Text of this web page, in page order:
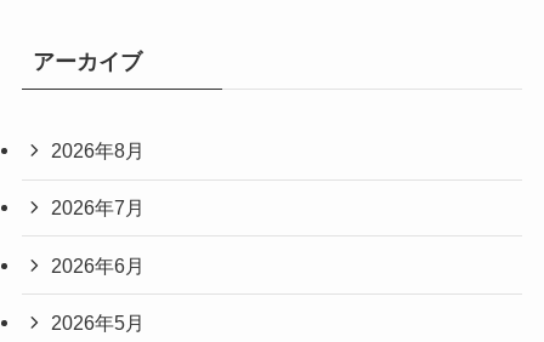
アーカイブ
2026年8月
2026年7月
2026年6月
2026年5月